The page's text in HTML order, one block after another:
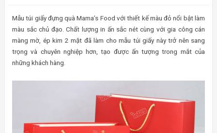
Mẫu túi giấy đựng quà Mama’s Food với thiết kế màu đỏ nổi bật làm
màu sắc chủ đạo. Chất lượng in ấn sắc nét cùng với gia công cán
màng mờ, ép kim 2 mặt đã làm cho mẫu túi giấy này trở nên sang
trọng và chuyên nghiệp hơn, tạo được ấn tượng trong mắt của
những khách hàng.